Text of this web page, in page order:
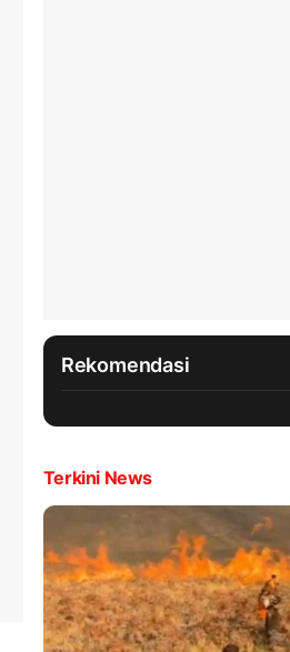
Rekomendasi
Terkini News